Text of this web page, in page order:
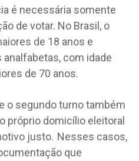
é necessária somente
de votar. No Brasil, o
de 18 anos e
com idade
de 70 anos.
o segundo turno também
próprio domicílio eleitoral
justo. Nesses casos,
que